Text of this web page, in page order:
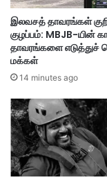
மா
ஸ்
க்
வி
ட்
-
1
9
ச
ப
வ
ங்
க
ள்
இலவசத் தாவரங்கள்
குழப்பம்: MBJB-யின்
தாவரங்களை எடுத்துச்
மக்கள்
14 minutes ago